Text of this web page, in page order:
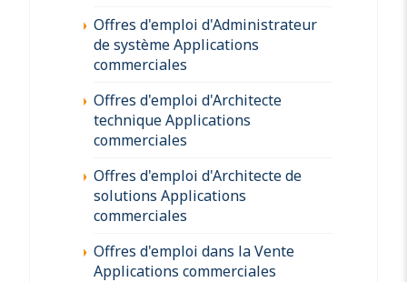
Offres d'emploi d'Administrateur
de système Applications
commerciales
Offres d'emploi d'Architecte
technique Applications
commerciales
Offres d'emploi d'Architecte de
solutions Applications
commerciales
Offres d'emploi dans la Vente
Applications commerciales